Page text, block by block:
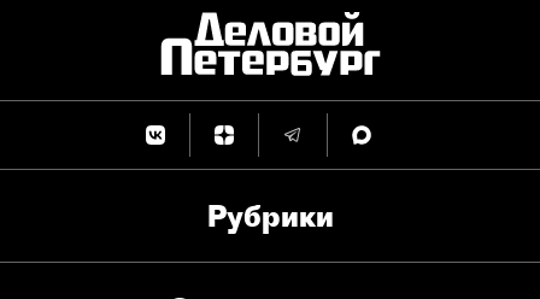
Рубрики